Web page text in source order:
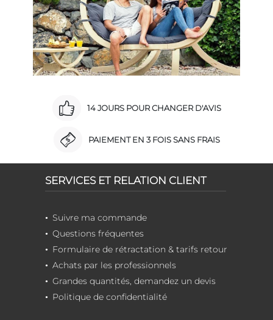
14 JOURS POUR CHANGER D'AVIS
PAIEMENT EN 3 FOIS SANS FRAIS
SERVICES ET RELATION CLIENT
Suivre ma commande
Questions fréquentes
Formulaire de rétractation & tarifs retour
Achats par les professionnels
Grandes quantités, demandez un devis
Politique de confidentialité